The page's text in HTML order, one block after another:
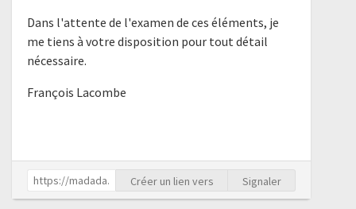
Dans l'attente de l'examen de ces éléments, je
me tiens à votre disposition pour tout détail
nécessaire.
François Lacombe
Créer un lien vers Signaler